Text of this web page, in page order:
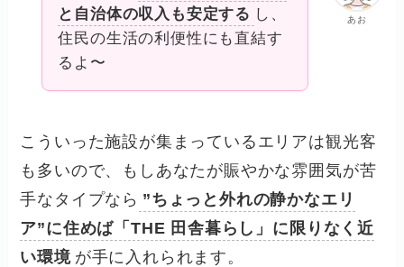
あお
と自治体の収入も安定する し、
住民の生活の利便性にも直結す
るよ〜
こういった施設が集まっているエリアは観光客
も多いので、もしあなたが賑やかな雰囲気が苦
手なタイプなら ”ちょっと外れの静かなエリ
ア”に住めば「THE 田舎暮らし」に限りなく近
い環境 が手に入れられます。